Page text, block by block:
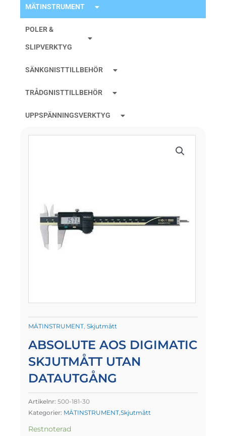
MÄTINSTRUMENT
POLER &
SLIPVERKTYG
SÄNKGNISTTILLBEHÖR
TRÅDGNISTTILLBEHÖR
UPPSPÄNNINGSVERKTYG
MÄTINSTRUMENT, Skjutmått
ABSOLUTE AOS DIGIMATIC
SKJUTMÅTT UTAN
DATAUTGÅNG
Artikelnr: 500-181-30
Kategorier: MÄTINSTRUMENT,Skjutmått
Restnoterad